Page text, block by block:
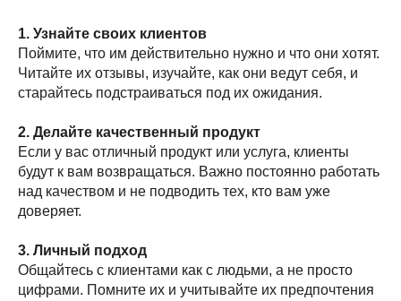
1. Узнайте своих клиентов
Поймите, что им действительно нужно и что они хотят.
Читайте их отзывы, изучайте, как они ведут себя, и
старайтесь подстраиваться под их ожидания.
2. Делайте качественный продукт
Если у вас отличный продукт или услуга, клиенты
будут к вам возвращаться. Важно постоянно работать
над качеством и не подводить тех, кто вам уже
доверяет.
3. Личный подход
Общайтесь с клиентами как с людьми, а не просто
цифрами. Помните их и учитывайте их предпочтения